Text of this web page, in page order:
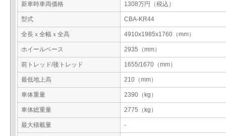
新車時車両価格 1308万円（税込）
型式 CBA-KR44
全長ｘ全幅ｘ全高 4910x1985x1760（mm）
ホイールベース 2935（mm）
前トレッド/後トレッド 1655/1670（mm）
最低地上高 210（mm）
車体重量 2390（kg）
車体総重量 2775（kg）
最大積載量 -